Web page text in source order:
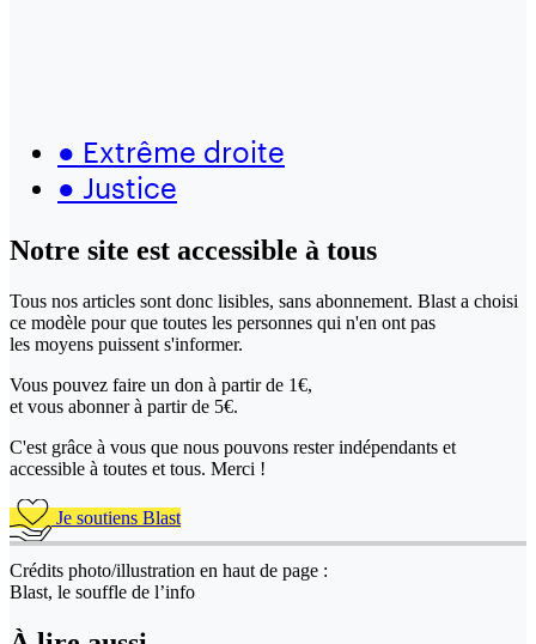
● Extrême droite
● Justice
Notre site est accessible à tous
Tous nos articles sont donc lisibles, sans abonnement. Blast a choisi
ce modèle pour que toutes les personnes qui n'en ont pas
les moyens puissent s'informer.
Vous pouvez faire un don à partir de 1€,
et vous abonner à partir de 5€.
C'est grâce à vous que nous pouvons rester indépendants et
accessible à toutes et tous. Merci !
Je soutiens Blast
Crédits photo/illustration en haut de page :
Blast, le souffle de l’info